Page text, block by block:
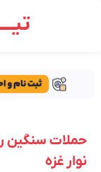
حملات سنگین
نوار غزه